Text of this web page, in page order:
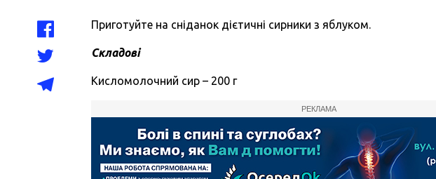
Приготуйте на сніданок дієтичні сирники з яблуком.
Складові
Кисломолочний сир – 200 г
РЕКЛАМА